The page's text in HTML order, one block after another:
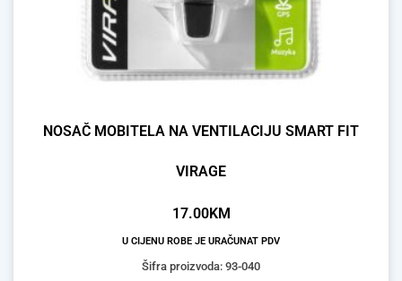
NOSAČ MOBITELA NA VENTILACIJU SMART FIT
VIRAGE
17.00KM
U CIJENU ROBE JE URAČUNAT PDV
Šifra proizvoda: 93-040